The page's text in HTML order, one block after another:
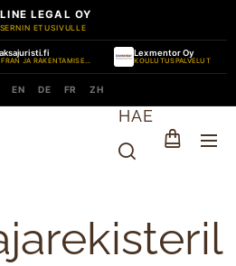
LEGAL OY
ETUSIVULLE
INFRAN JA RAKENTAMISEN PRAKTIIKKA
Lexmentor Oy
KOULUTUSPALVELUT
EN DE FR ZH
HAE